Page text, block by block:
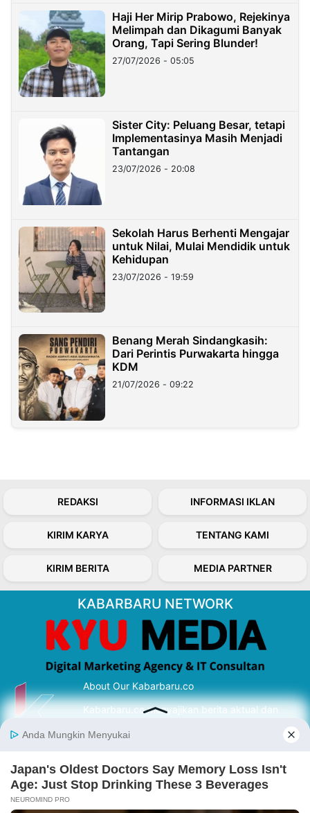
Haji Her Mirip Prabowo, Rejekinya
Melimpah dan Dikagumi Banyak
Orang, Tapi Sering Blunder!
27/07/2026 - 05:05
Sister City: Peluang Besar, tetapi
Implementasinya Masih Menjadi
Tantangan
23/07/2026 - 20:08
Sekolah Harus Berhenti Mengajar
untuk Nilai, Mulai Mendidik untuk
Kehidupan
23/07/2026 - 19:59
Benang Merah Sindangkasih:
Dari Perintis Purwakarta hingga
KDM
21/07/2026 - 09:22
REDAKSI INFORMASI IKLAN
KIRIM KARYA TENTANG KAMI
KIRIM BERITA MEDIA PARTNER
KABARBARU NETWORK
About Our Kabarbaru.co
Kabarbaru.co menyajikan berita aktual dan
serta terverifikasi dari sumber yang tepat.
Follow Kabarbaru